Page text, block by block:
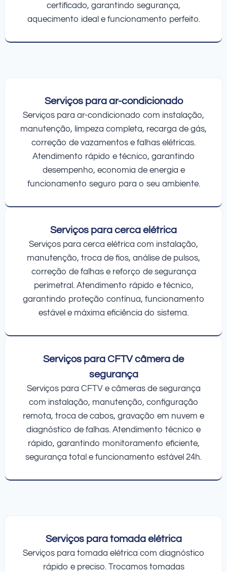
certificado, garantindo segurança,
aquecimento ideal e funcionamento perfeito.
Serviços para ar-condicionado
Serviços para ar-condicionado com instalação,
manutenção, limpeza completa, recarga de gás,
correção de vazamentos e falhas elétricas.
Atendimento rápido e técnico, garantindo
desempenho, economia de energia e
funcionamento seguro para o seu ambiente.
Serviços para cerca elétrica
Serviços para cerca elétrica com instalação,
manutenção, troca de fios, análise de pulsos,
correção de falhas e reforço de segurança
perimetral. Atendimento rápido e técnico,
garantindo proteção contínua, funcionamento
estável e máxima eficiência do sistema.
Serviços para CFTV câmera de
segurança
Serviços para CFTV e câmeras de segurança
com instalação, manutenção, configuração
remota, troca de cabos, gravação em nuvem e
diagnóstico de falhas. Atendimento técnico e
rápido, garantindo monitoramento eficiente,
segurança total e funcionamento estável 24h.
Serviços para tomada elétrica
Serviços para tomada elétrica com diagnóstico
rápido e preciso. Trocamos tomadas